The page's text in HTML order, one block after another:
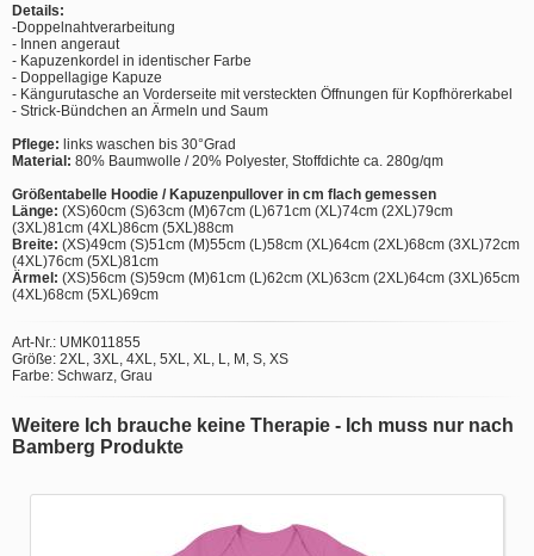
Details:
-Doppelnahtverarbeitung
- Innen angeraut
- Kapuzenkordel in identischer Farbe
- Doppellagige Kapuze
- Kängurutasche an Vorderseite mit versteckten Öffnungen für Kopfhörerkabel
- Strick-Bündchen an Ärmeln und Saum
Pflege: links waschen bis 30°Grad
Material: 80% Baumwolle / 20% Polyester, Stoffdichte ca. 280g/qm
Größentabelle Hoodie / Kapuzenpullover in cm flach gemessen
Länge: (XS)60cm (S)63cm (M)67cm (L)671cm (XL)74cm (2XL)79cm
(3XL)81cm (4XL)86cm (5XL)88cm
Breite: (XS)49cm (S)51cm (M)55cm (L)58cm (XL)64cm (2XL)68cm (3XL)72cm
(4XL)76cm (5XL)81cm
Ärmel: (XS)56cm (S)59cm (M)61cm (L)62cm (XL)63cm (2XL)64cm (3XL)65cm
(4XL)68cm (5XL)69cm
Art-Nr.: UMK011855
Größe: 2XL, 3XL, 4XL, 5XL, XL, L, M, S, XS
Farbe: Schwarz, Grau
Weitere Ich brauche keine Therapie - Ich muss nur nach
Bamberg Produkte